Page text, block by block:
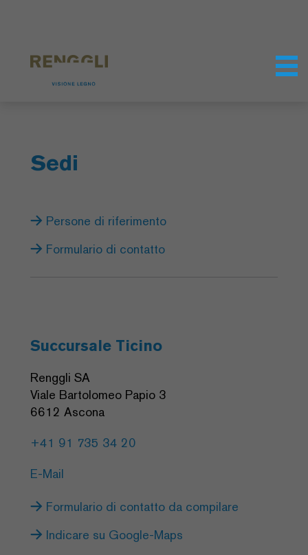
Sedi
Persone di riferimento
Formulario di contatto
Succursale Ticino
Renggli SA
Viale Bartolomeo Papio 3
6612 Ascona
+41 91 735 34 20
E-Mail
Formulario di contatto da compilare
Indicare su Google-Maps